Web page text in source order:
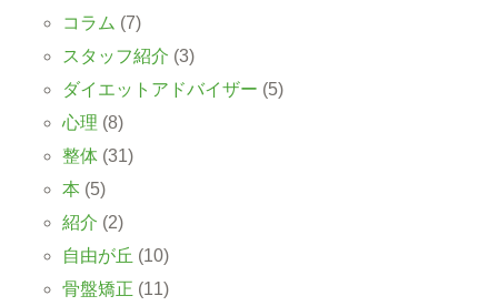
コラム (7)
スタッフ紹介 (3)
ダイエットアドバイザー (5)
心理 (8)
整体 (31)
本 (5)
紹介 (2)
自由が丘 (10)
骨盤矯正 (11)